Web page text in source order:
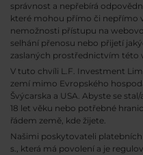
správnost a nepřebírá
které mohou přímo či nepřímo
nemožnosti přístupu na
selhání přenosu nebo přijetí
zaslaných prostřednictvím této
V tuto chvíli L.F. Investment
zemí mimo Evropského
Švýcarska a USA. Abyste se
18 let věku nebo potřebné
řádem země, kde žijete.
Našimi poskytovateli
s., která má povolení a je